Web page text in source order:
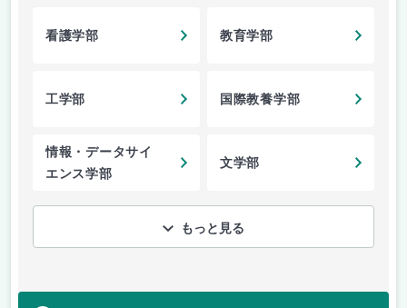
看護学部 教育学部
工学部 国際教養学部
情報・データサイ
エンス学部
文学部
もっと見る